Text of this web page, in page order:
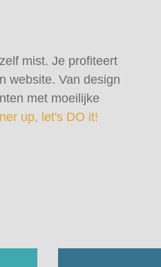
mist. Je profiteert
website. Van design
met moeilijke
up, let's DO it!